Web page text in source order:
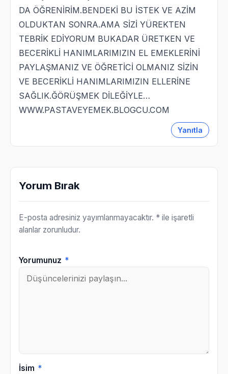
DA ÖĞRENİRİM.BENDEKİ BU İSTEK VE AZİM
OLDUKTAN SONRA.AMA SİZİ YÜREKTEN
TEBRİK EDİYORUM BUKADAR ÜRETKEN VE
BECERİKLİ HANIMLARIMIZIN EL EMEKLERİNİ
PAYLAŞMANIZ VE ÖĞRETİCİ OLMANIZ SİZİN
VE BECERİKLİ HANIMLARIMIZIN ELLERİNE
SAĞLIK.ĞÖRÜŞMEK DİLEĞİYLE…
WWW.PASTAVEYEMEK.BLOGCU.COM
Yanıtla
Yorum Bırak
E-posta adresiniz yayımlanmayacaktır. * ile işaretli
alanlar zorunludur.
Yorumunuz *
İsim *